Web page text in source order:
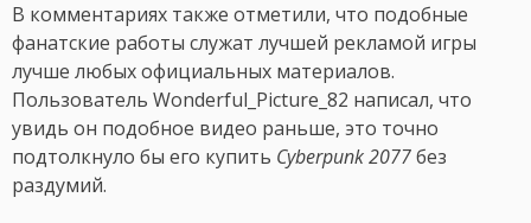
В комментариях также отметили, что подобные
фанатские работы служат лучшей рекламой игры
лучше любых официальных материалов.
Пользователь Wonderful_Picture_82 написал, что
увидь он подобное видео раньше, это точно
подтолкнуло бы его купить Cyberpunk 2077без
раздумий.